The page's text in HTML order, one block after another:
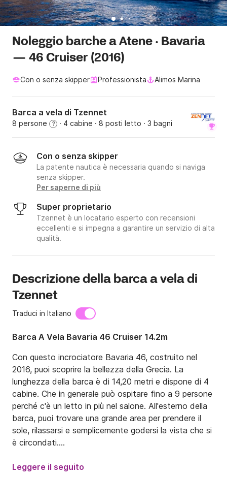
Noleggio barche a Atene · Bavaria
— 46 Cruiser (2016)
Con o senza skipper Professionista Alimos Marina
Barca a vela di Tzennet
8 persone ? · 4 cabine · 8 posti letto · 3 bagni
Con o senza skipper
La patente nautica è necessaria quando si naviga
senza skipper.
Per saperne di più
Super proprietario
Tzennet è un locatario esperto con recensioni
eccellenti e si impegna a garantire un servizio di alta
qualità.
Descrizione della barca a vela di
Tzennet
Traduci in Italiano
Barca A Vela Bavaria 46 Cruiser 14.2m
Con questo incrociatore Bavaria 46, costruito nel
2016, puoi scoprire la bellezza della Grecia. La
lunghezza della barca è di 14,20 metri e dispone di 4
cabine. Che in generale può ospitare fino a 9 persone
perché c'è un letto in più nel salone. All'esterno della
barca, puoi trovare una grande area per prendere il
sole, rilassarsi e semplicemente godersi la vista che si
è circondati.
La barca si trova nel porto turistico Alimos ad Atene
Leggere il seguito